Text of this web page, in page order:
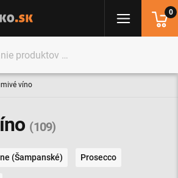
víno
(109)
(Šampanské) Prosecco
0